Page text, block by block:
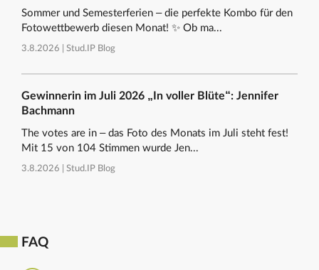
Sommer und Semesterferien – die perfekte Kombo für den
Fotowettbewerb diesen Monat! ✨ Ob ma...
3.8.2026 | Stud.IP Blog
Gewinnerin im Juli 2026 „In voller Blüte“: Jennifer
Bachmann
The votes are in – das Foto des Monats im Juli steht fest!
Mit 15 von 104 Stimmen wurde Jen...
3.8.2026 | Stud.IP Blog
FAQ